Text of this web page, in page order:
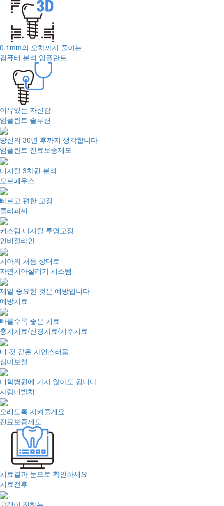
0.1mm의 오차까지 줄이는
컴퓨터 분석 임플란트
이유있는 자신감
임플란트 솔루션
당신의 30년 후까지 생각합니다
임플란트 진료보증제도
디지털 3차원 분석
모르페우스
빠르고 편한 교정
클리피씨
커스텀 디지털 투명교정
인비절라인
치아의 처음 상태로
자연치아살리기 시스템
제일 중요한 것은 예방입니다
예방치료
빠를수록 좋은 치료
충치치료/신경치료/치주치료
내 것 같은 자연스러움
심미보철
대학병원에 가지 않아도 됩니다
사랑니발치
오래도록 지켜줄게요
진료보증제도
치료결과 눈으로 확인하세요
치료전후